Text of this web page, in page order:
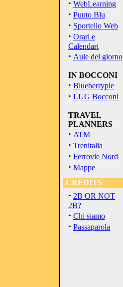
· WebLearning
· Punto Blu
· Sportello Web
· Orari e
Calendari
· Aule del giorno
IN BOCCONI
· Blueberrypie
· LUG Bocconi
TRAVEL
PLANNERS
· ATM
· Trenitalia
· Ferrovie Nord
· Mappe
CREDITS
· 2B OR NOT
2B?
· Chi siamo
· Passaparola